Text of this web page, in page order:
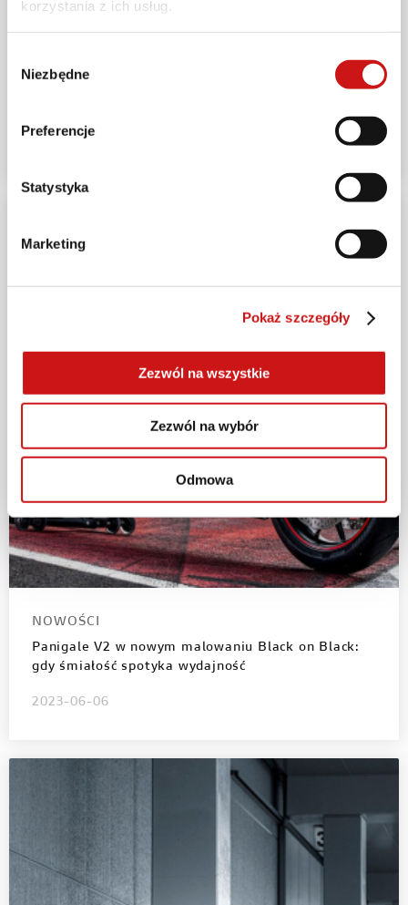
korzystania z ich usług.
zgody
Niezbędne
Preferencje
Statystyka
Marketing
Pokaż szczegóły
Zezwól na wszystkie
Zezwól na wybór
Odmowa
Powerstage RR Limited Edition: pierwszy
elektryczny rower MTB Ducati z ramą z włókna
2023-06-15
NOWOŚCI
Panigale V2 w nowym malowaniu Black on Black:
gdy śmiałość spotyka wydajność
2023-06-06